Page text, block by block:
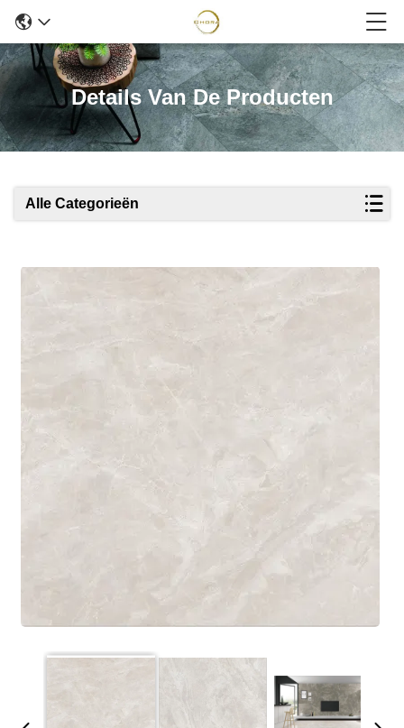
Details Van De Producten
Alle Categorieën